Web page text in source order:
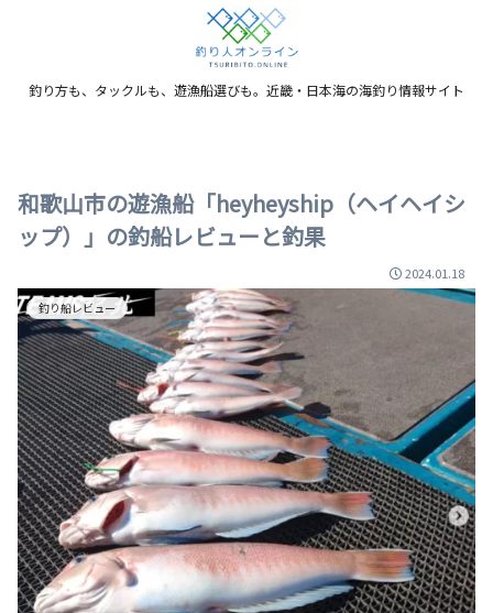
釣り方も、タックルも、遊漁船選びも。近畿・日本海の海釣り情報サイト
和歌山市の遊漁船「heyheyship（ヘイヘイシ
ップ）」の釣船レビューと釣果
2024.01.18
釣り船レビュー